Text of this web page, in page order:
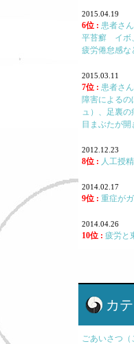
2015.04.19
6位 : 患者さ
平苔癬 イボ
疲労倦怠感な
2015.03.11
7位 : 患者さ
障害によるの
ュ）、足裏
目まぶたが開
2012.12.23
8位 : 人工授
2014.02.17
9位 : 重症が
2014.04.26
10位 : 疲労と
カ
ごあいさつ（